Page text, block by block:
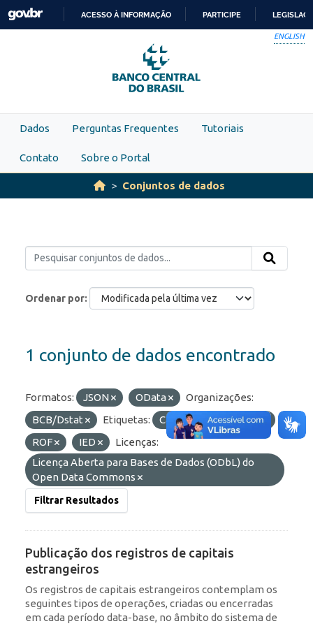
Skip to main content
PARA
O
CONTEÚDO
ACESSO À INFORMAÇÃO PARTICIPE
ENGLISH
Dados Perguntas Frequentes Tutoriais
Contato Sobre o Portal
Conjuntos de dados
Ordenar por
1 conjunto de dados encontrado
Formatos: JSON OData
Organizações:
BCB/Dstat
Etiquetas:
Capitais Estrangeiros
ROF
IED
Licenças:
Licença Aberta para Bases de Dados (ODbL) do
Open Data Commons
Filtrar Resultados
Publicação dos registros de capitais
estrangeiros
Os registros de capitais estrangeiros contemplam os
seguintes tipos de operações, criadas ou encerradas
em cada período data-base, no âmbito do sistema de